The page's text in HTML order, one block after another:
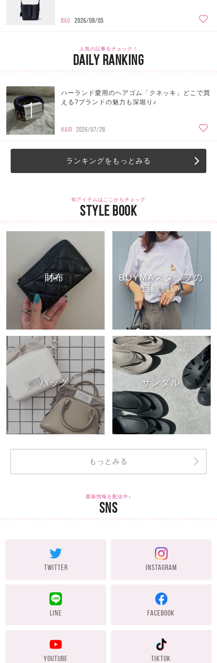
BAG 2026/08/05
人気の記事をチェック！
DAILY RANKING
1
ハーランド愛用のヘアゴム「クネッキ」どこで買
える?ブランドの魅力も深堀り♪
HAIR 2026/07/28
ランキングをもっとみる
旬アイテムはここからチェック
STYLE BOOK
財布
BUYMAスタッフの
自腹買い
バッグ サンダル
もっとみる
最新情報を配信中♪
SNS
TWITTER INSTAGRAM
LINE FACEBOOK
YOUTUBE TIKTOK